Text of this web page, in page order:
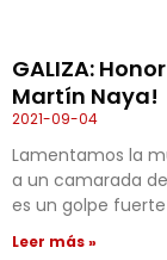
GALIZA:
Martín Naya!
2021-09-04
Lamentamos la
a un camarada
es un golpe
Leer más »